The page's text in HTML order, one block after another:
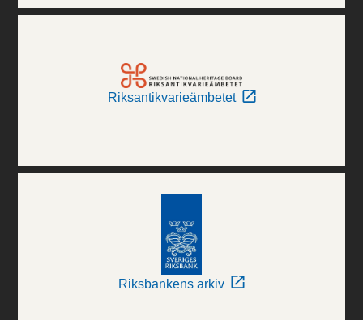
Riksantikvarieämbetet
Riksbankens arkiv